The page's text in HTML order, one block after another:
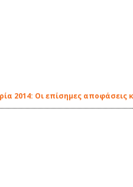
2014: Οι επίσημες αποφάσεις